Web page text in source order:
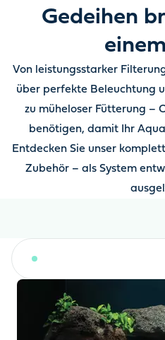
Gedeihen
Von leistungsstarker
über perfekte Beleuchtung
zu müheloser Fütterung –
benötigen, damit Ihr
Entdecken Sie unser
Zubehör – als System